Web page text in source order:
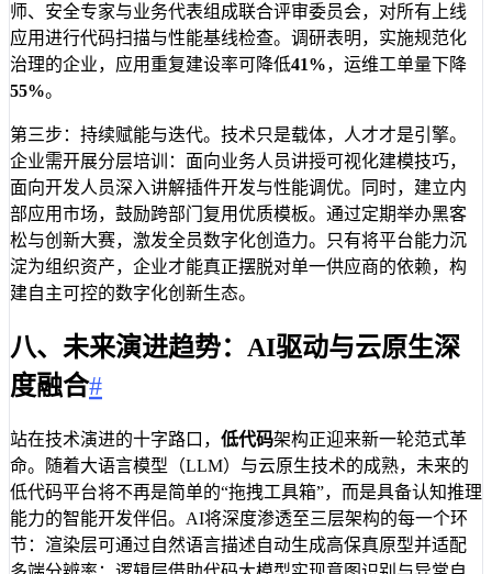
师、安全专家与业务代表组成联合评审委员会，对所有上线
应用进行代码扫描与性能基线检查。调研表明，实施规范化
治理的企业，应用重复建设率可降低41%，运维工单量下降
55%。
第三步：持续赋能与迭代。技术只是载体，人才才是引擎。
企业需开展分层培训：面向业务人员讲授可视化建模技巧，
面向开发人员深入讲解插件开发与性能调优。同时，建立内
部应用市场，鼓励跨部门复用优质模板。通过定期举办黑客
松与创新大赛，激发全员数字化创造力。只有将平台能力沉
淀为组织资产，企业才能真正摆脱对单一供应商的依赖，构
建自主可控的数字化创新生态。
八、未来演进趋势：AI驱动与云原生深
度融合#
站在技术演进的十字路口， 低代码架构正迎来新一轮范式革
命。随着大语言模型（LLM）与云原生技术的成熟，未来的
低代码平台将不再是简单的“拖拽工具箱”，而是具备认知推理
能力的智能开发伴侣。AI将深度渗透至三层架构的每一个环
节：渲染层可通过自然语言描述自动生成高保真原型并适配